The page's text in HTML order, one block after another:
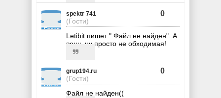
spektr 741
(Гости)
0
Letibit пишет " Файл не найден". А
вещь ну просто не обходимая!
grup194.ru
(Гости)
0
Файл не найден((